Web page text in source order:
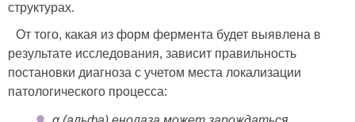
структурах.
От того, какая из форм фермента будет выявлена в
результате исследования, зависит правильность
постановки диагноза с учетом места локализации
патологического процесса: